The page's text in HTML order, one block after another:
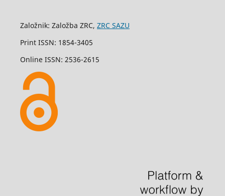
Založnik: Založba ZRC, ZRC SAZU
Print ISSN: 1854-3405
Online ISSN: 2536-2615